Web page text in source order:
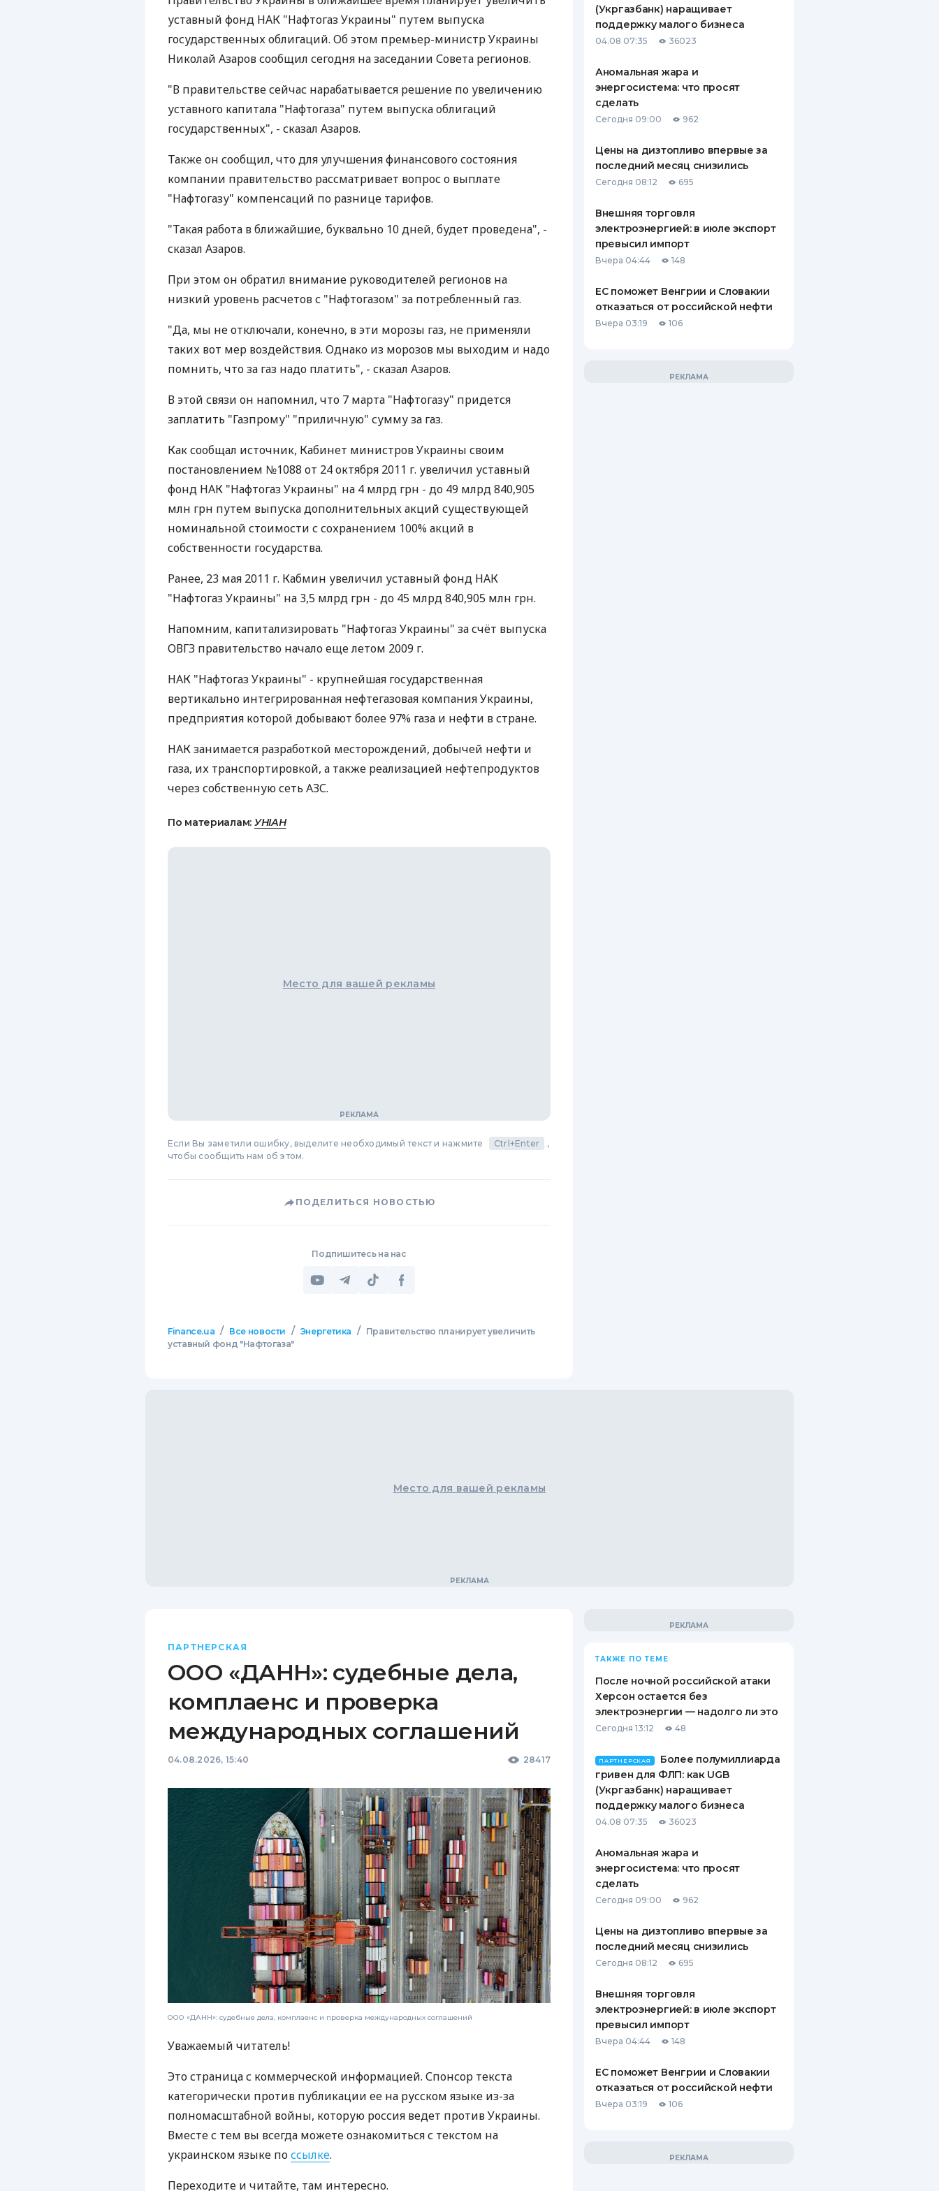
ЕЖЕМЕСЯЧНЫЙ ОБЗОР
КЕШБЭКА
ПУТЕВОДИТЕЛИ ПО
ПУТЕВОДИТЕЛИ ПО
СТРАХОВЫЕ КОМПАНИИ
ОТЗЫВЫ О СТРАХОВЫХ
ДОСТАВКА И ОПЛАТА
КОНТАКТЫ
уставный фонд НАК "Нафтогаз Украины" путем выпуска
государственных облигаций. Об этом премьер-министр Украины
Николай Азаров сообщил сегодня на заседании Совета регионов.
"В правительстве сейчас нарабатывается решение по увеличению
уставного капитала "Нафтогаза" путем выпуска облигаций
государственных", - сказал Азаров.
Также он сообщил, что для улучшения финансового состояния
компании правительство рассматривает вопрос о выплате
"Нафтогазу" компенсаций по разнице тарифов.
"Такая работа в ближайшие, буквально 10 дней, будет проведена", -
сказал Азаров.
При этом он обратил внимание руководителей регионов на
низкий уровень расчетов с "Нафтогазом" за потребленный газ.
"Да, мы не отключали, конечно, в эти морозы газ, не применяли
таких вот мер воздействия. Однако из морозов мы выходим и надо
помнить, что за газ надо платить", - сказал Азаров.
В этой связи он напомнил, что 7 марта "Нафтогазу" придется
заплатить "Газпрому" "приличную" сумму за газ.
Как сообщал источник, Кабинет министров Украины своим
постановлением №1088 от 24 октября 2011 г. увеличил уставный
фонд НАК "Нафтогаз Украины" на 4 млрд грн - до 49 млрд 840,905
млн грн путем выпуска дополнительных акций существующей
номинальной стоимости с сохранением 100% акций в
собственности государства.
Ранее, 23 мая 2011 г. Кабмин увеличил уставный фонд НАК
"Нафтогаз Украины" на 3,5 млрд грн - до 45 млрд 840,905 млн грн.
Напомним, капитализировать "Нафтогаз Украины" за счёт выпуска
ОВГЗ правительство начало еще летом 2009 г.
НАК "Нафтогаз Украины" - крупнейшая государственная
вертикально интегрированная нефтегазовая компания Украины,
предприятия которой добывают более 97% газа и нефти в стране.
НАК занимается разработкой месторождений, добычей нефти и
газа, их транспортировкой, а также реализацией нефтепродуктов
через собственную сеть АЗС.
По материалам: УНІАН
Место для вашей рекламы
Если Вы заметили ошибку, выделите необходимый текст и нажмите Ctrl+Enter
,
чтобы сообщить нам об этом.
ПОДЕЛИТЬСЯ НОВОСТЬЮ
Подпишитесь на нас
Finance.ua / Все новости / Энергетика /
Правительство планирует увеличить
уставный фонд "Нафтогаза"
(Укргазбанк) наращивает
поддержку малого бизнеса
04.08 07:35 36023
Аномальная жара и
энергосистема: что просят
сделать
Сегодня 09:00 962
Цены на дизтопливо впервые за
последний месяц снизились
Сегодня 08:12 695
Внешняя торговля
электроэнергией: в июле экспорт
превысил импорт
Вчера 04:44 148
ЕС поможет Венгрии и Словакии
отказаться от российской нефти
Вчера 03:19 106
Место для вашей рекламы
ПАРТНЕРСКАЯ
ООО «ДАНН»: судебные дела,
комплаенс и проверка
международных соглашений
04.08.2026, 15:40 28417
ООО «ДАНН»: судебные дела, комплаенс и проверка международных соглашений
Уважаемый читатель!
Это страница с коммерческой информацией. Спонсор текста
категорически против публикации ее на русском языке из-за
полномасштабной войны, которую россия ведет против Украины.
Вместе с тем вы всегда можете ознакомиться с текстом на
украинском языке поссылке.
Переходите и читайте, там интересно.
ТАКЖЕ ПО ТЕМЕ
После ночной российской атаки
Херсон остается без
электроэнергии — надолго ли это
Сегодня 13:12 48
ПАРТНЕРСКАЯ
Более полумиллиарда
гривен для ФЛП: как UGB
(Укргазбанк) наращивает
поддержку малого бизнеса
04.08 07:35 36023
Аномальная жара и
энергосистема: что просят
сделать
Сегодня 09:00 962
Цены на дизтопливо впервые за
последний месяц снизились
Сегодня 08:12 695
Внешняя торговля
электроэнергией: в июле экспорт
превысил импорт
Вчера 04:44 148
ЕС поможет Венгрии и Словакии
отказаться от российской нефти
Вчера 03:19 106